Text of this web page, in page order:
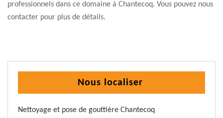
professionnels dans ce domaine à Chantecoq. Vous pouvez nous
contacter pour plus de détails.
Nous localiser
Nettoyage et pose de gouttière Chantecoq